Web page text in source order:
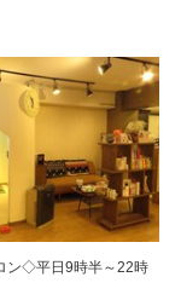
ン◇平日9時半～22時